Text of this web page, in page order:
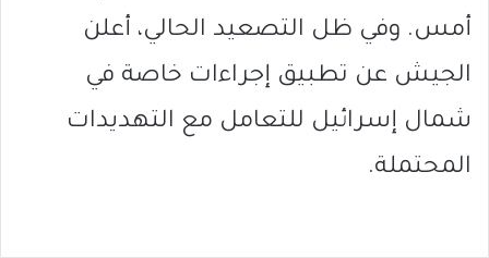
أمس. وفي ظل التصعيد الحالي، أعلن
الجيش عن تطبيق إجراءات خاصة في
شمال إسرائيل للتعامل مع التهديدات
المحتملة.